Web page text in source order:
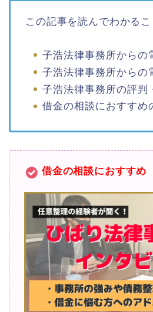
この記事を読んでわかるこ
子浩法律事務所からの
子浩法律事務所からの
子浩法律事務所の評判
借金の相談におすすめ
借金の相談におすすめ